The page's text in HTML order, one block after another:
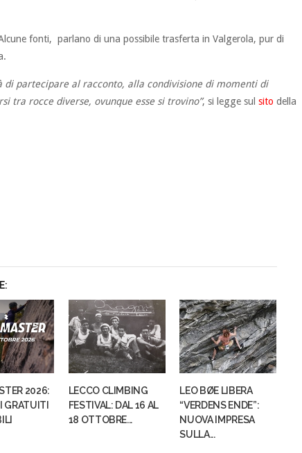
fonti, parlano di una possibile trasferta in Valgerola, pur di
di partecipare al racconto, alla condivisione di momenti di
tra rocce diverse, ovunque esse si trovino”, si legge sul sito della
2026:
GRATUITI
LECCO CLIMBING
FESTIVAL: DAL 16 AL
18 OTTOBRE...
LEO BØE LIBERA
“VERDENS ENDE”:
NUOVA IMPRESA
SULLA...